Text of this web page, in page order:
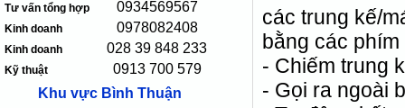
Tư vấn tổng hợp 0934569567
Kinh doanh 0978082408
Kinh doanh 028 39 848 233
Kỹ thuật
0913 700 579
Khu vực Bình Thuận
các trung kế/
bằng các
- Chiếm trung
- Gọi ra ngoài